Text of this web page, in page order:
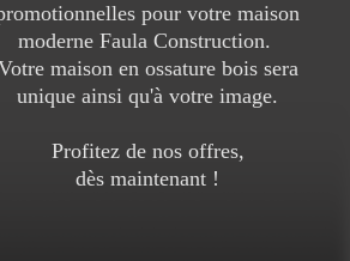
pour votre maison
moderne Faula Construction.
maison en ossature bois sera
unique ainsi qu'à votre image.
Profitez de nos offres,
dès maintenant !